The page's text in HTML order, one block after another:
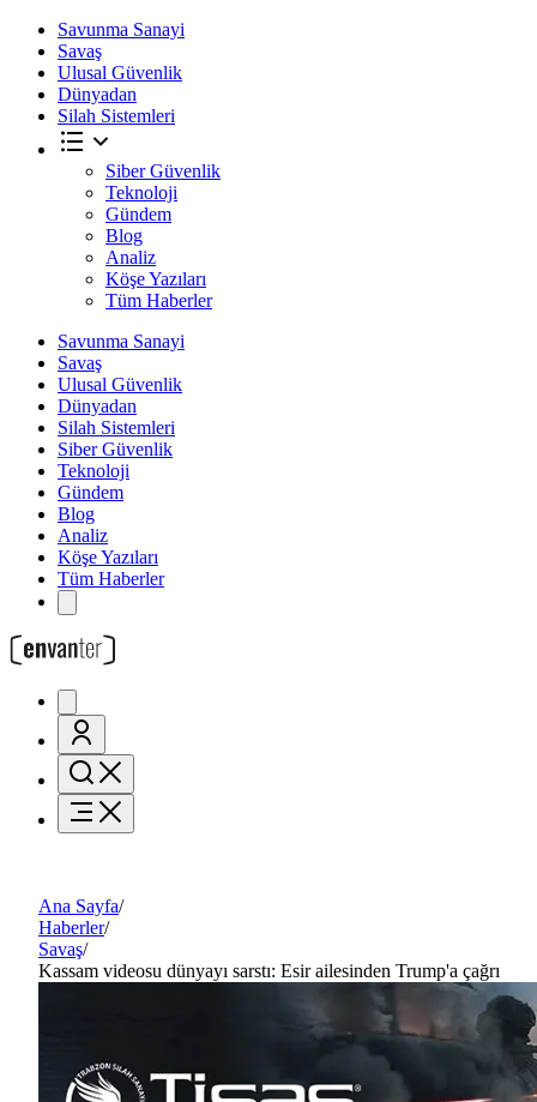
Savunma Sanayi
Savaş
Ulusal Güvenlik
Dünyadan
Silah Sistemleri
Siber Güvenlik
Teknoloji
Gündem
Blog
Analiz
Köşe Yazıları
Tüm Haberler
Savunma Sanayi
Savaş
Ulusal Güvenlik
Dünyadan
Silah Sistemleri
Siber Güvenlik
Teknoloji
Gündem
Blog
Analiz
Köşe Yazıları
Tüm Haberler
Ana Sayfa/
Haberler/
Savaş/
Kassam videosu dünyayı sarstı: Esir ailesinden Trump'a çağrı